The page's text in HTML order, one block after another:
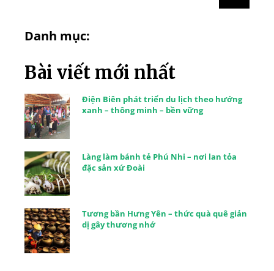
Danh mục:
Bài viết mới nhất
Điện Biên phát triển du lịch theo hướng
xanh – thông minh – bền vững
Làng làm bánh tẻ Phú Nhi – nơi lan tỏa
đặc sản xứ Đoài
Tương bần Hưng Yên – thức quà quê giản
dị gây thương nhớ